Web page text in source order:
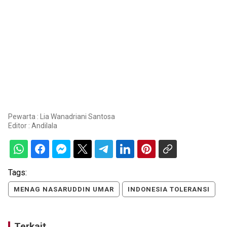
Pewarta : Lia Wanadriani Santosa
Editor : Andilala
Tags:
MENAG NASARUDDIN UMAR INDONESIA TOLERANSI